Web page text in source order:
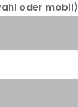
oder mobil)